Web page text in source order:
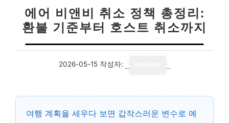
에어 비앤비 취소 정책 총정리:
환불 기준부터 호스트 취소까지
2026-05-15 작성자:
여행 계획을 세우다 보면 갑작스러운 변수로 예